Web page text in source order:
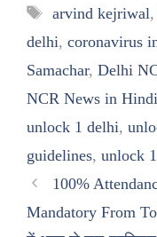
Tags
arvind kejriwal,
delhi, coronavirus
Samachar, Delhi
NCR News in Hindi
unlock 1 delhi,
guidelines, unlock
100%
Mandatory From